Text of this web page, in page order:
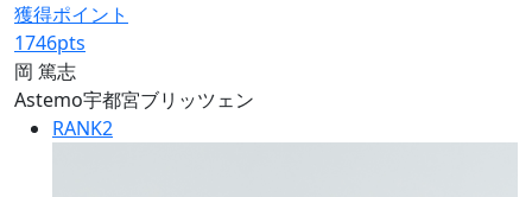
獲得ポイント
1746pts
岡 篤志
Astemo宇都宮ブリッツェン
RANK2